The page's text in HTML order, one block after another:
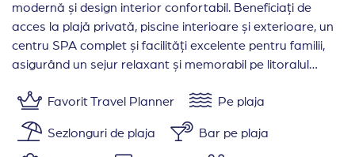
modernă și design interior confortabil. Beneficiați de
acces la plajă privată, piscine interioare și exterioare, un
centru SPA complet și facilități excelente pentru familii,
asigurând un sejur relaxant și memorabil pe litoralul
Favorit Travel Planner
Pe plaja
Sezlonguri de plaja Bar pe plaja